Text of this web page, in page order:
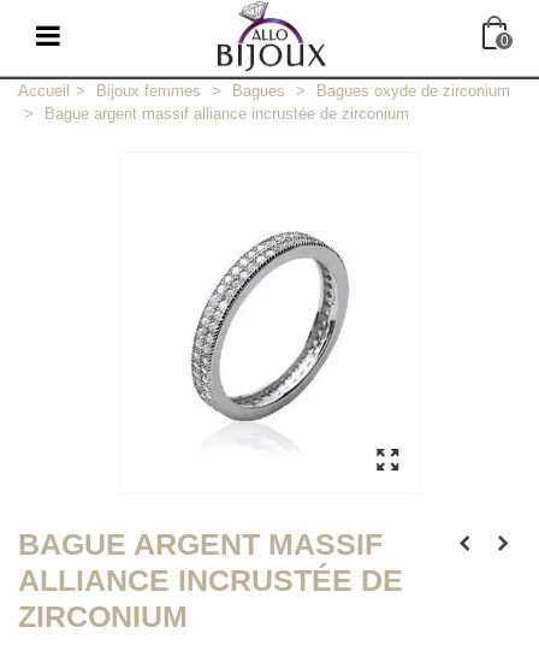
0
Accueil > Bijoux femmes > Bagues >
Bagues oxyde de zirconium
>
Bague argent massif alliance incrustée de zirconium
BAGUE ARGENT MASSIF
ALLIANCE INCRUSTÉE DE
ZIRCONIUM